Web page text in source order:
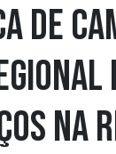
de
na